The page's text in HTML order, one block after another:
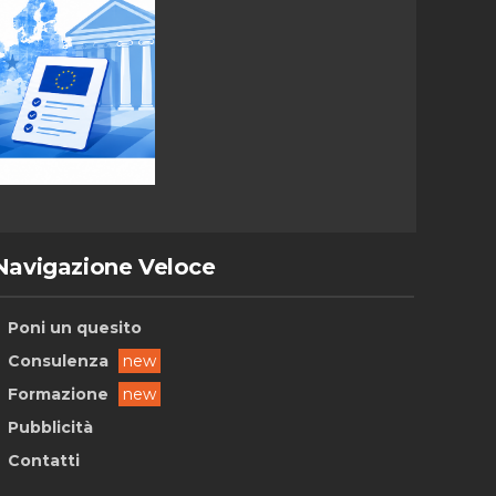
Veloce
Poni un quesito
Consulenza
new
Formazione
new
Pubblicità
Contatti